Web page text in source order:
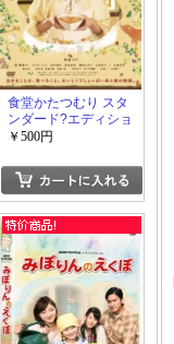
食堂かたつむり スタ
ンダード?エディショ
ン
￥500円